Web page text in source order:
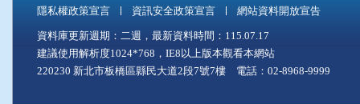
隱私權政策宣言 資訊安全政策宣言 網站資料開放宣告
資料庫更新週期：二週，最新資料時間：115.07.17
建議使用解析度1024*768，IE8以上版本觀看本網站
220230 新北市板橋區縣民大道2段7號7樓 電話：02-8968-9999